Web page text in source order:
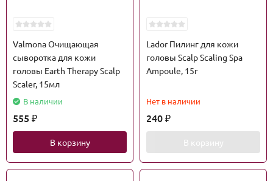
Valmona Очищающая
сыворотка для кожи
головы Earth Therapy Scalp
Scaler, 15мл
В наличии
555 ₽
В корзину
Lador Пилинг для кожи
головы Scalp Scaling Spa
Ampoule, 15г
Нет в наличии
240 ₽
В корзину